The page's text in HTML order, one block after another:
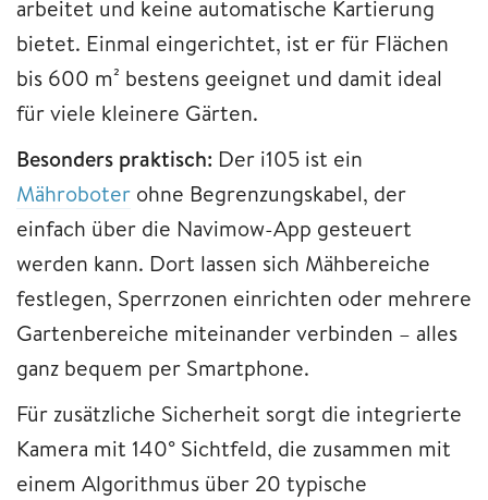
arbeitet und keine automatische Kartierung
bietet. Einmal eingerichtet, ist er für Flächen
bis 600 m² bestens geeignet und damit ideal
für viele kleinere Gärten.
Besonders praktisch: Der i105 ist ein
Mähroboter ohne Begrenzungskabel, der
einfach über die Navimow-App gesteuert
werden kann. Dort lassen sich Mähbereiche
festlegen, Sperrzonen einrichten oder mehrere
Gartenbereiche miteinander verbinden – alles
ganz bequem per Smartphone.
Für zusätzliche Sicherheit sorgt die integrierte
Kamera mit 140° Sichtfeld, die zusammen mit
einem Algorithmus über 20 typische